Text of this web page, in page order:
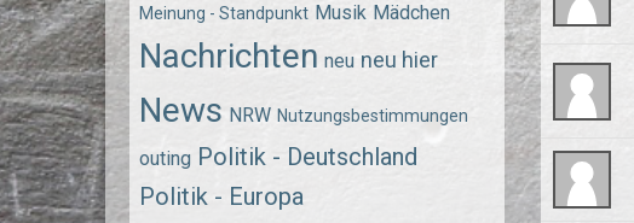
Meinung - Standpunkt Musik Mädchen
Nachrichten neu neu hier
News NRW Nutzungsbestimmungen
outing Politik - Deutschland
Politik - Europa